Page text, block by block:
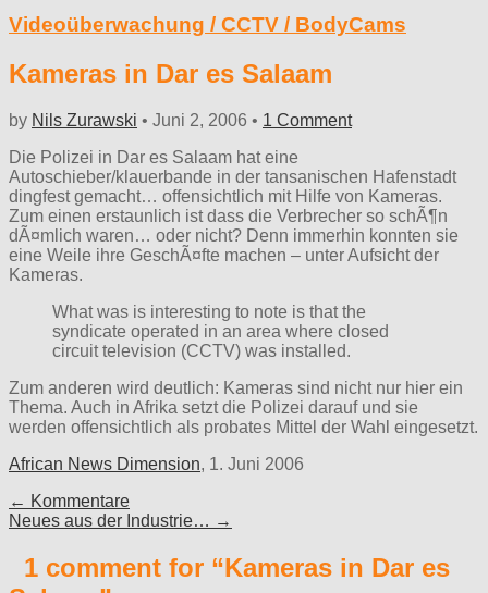
Videoüberwachung / CCTV / BodyCams
Kameras in Dar es Salaam
by Nils Zurawski • Juni 2, 2006 • 1 Comment
Die Polizei in Dar es Salaam hat eine
Autoschieber/klauerbande in der tansanischen Hafenstadt
dingfest gemacht… offensichtlich mit Hilfe von Kameras.
Zum einen erstaunlich ist dass die Verbrecher so schÃ¶n
dÃ¤mlich waren… oder nicht? Denn immerhin konnten sie
eine Weile ihre GeschÃ¤fte machen – unter Aufsicht der
Kameras.
What was is interesting to note is that the
syndicate operated in an area where closed
circuit television (CCTV) was installed.
Zum anderen wird deutlich: Kameras sind nicht nur hier ein
Thema. Auch in Afrika setzt die Polizei darauf und sie
werden offensichtlich als probates Mittel der Wahl eingesetzt.
African News Dimension, 1. Juni 2006
Post
navigation
← Kommentare
Neues aus der Industrie… →
1 comment for “Kameras in Dar es